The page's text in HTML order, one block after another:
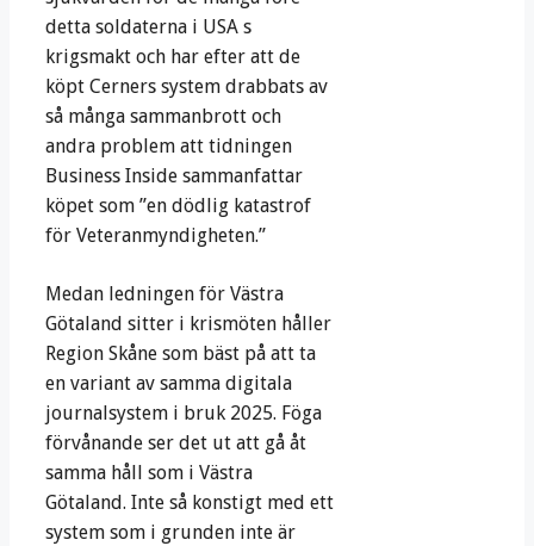
detta soldaterna i USA s
krigsmakt och har efter att de
köpt Cerners system drabbats av
så många sammanbrott och
andra problem att tidningen
Business Inside sammanfattar
köpet som ”en dödlig katastrof
för Veteranmyndigheten.”
Medan ledningen för Västra
Götaland sitter i krismöten håller
Region Skåne som bäst på att ta
en variant av samma digitala
journalsystem i bruk 2025. Föga
förvånande ser det ut att gå åt
samma håll som i Västra
Götaland. Inte så konstigt med ett
system som i grunden inte är